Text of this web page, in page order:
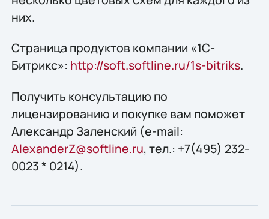
них.
Страница продуктов компании «1С-
Битрикс»: http://soft.softline.ru/1s-bitriks.
Получить конcультацию по
лицензированию и покупке вам поможет
Александр Заленский (e-mail:
AlexanderZ@softline.ru, тел.: +7(495) 232-
0023 * 0214).